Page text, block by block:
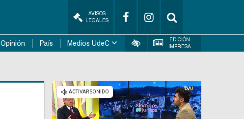
AVISOS
LEGALES
Opinión País Medios UdeC
EDICIÓN
IMPRESA